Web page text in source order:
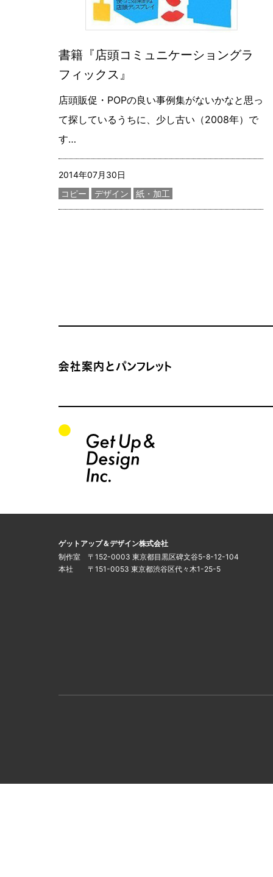
書籍『店頭コミュニケーショングラ
フィックス』
店頭販促・POPの良い事例集がないかなと思っ
て探しているうちに、少し古い（2008年）で
す…
記事更新日
2014年07月30日
カテゴリー
コピー デザイン 紙・加工
サイトコンテンツの一覧
会社案内とパンフレット サイトTOP
関連サイトの一覧
運営会社
ゲットアップ＆デザイン株式会社
制作室 〒152-0003 東京都目黒区碑文谷5-8-12-104
本社 〒151-0053 東京都渋谷区代々木1-25-5